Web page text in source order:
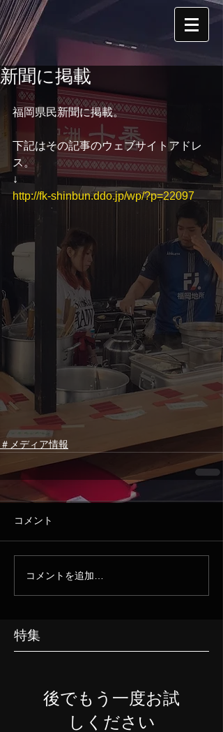
新聞に掲載
福岡県民新聞に掲載。
下記はその記事のウェブサイトアドレ
ス。
↓
http://fk-shinbun.ddo.jp/wp/?p=22097
＃メディア情報
コメント
コメントを追加…
特集
後でもう一度お試
しください